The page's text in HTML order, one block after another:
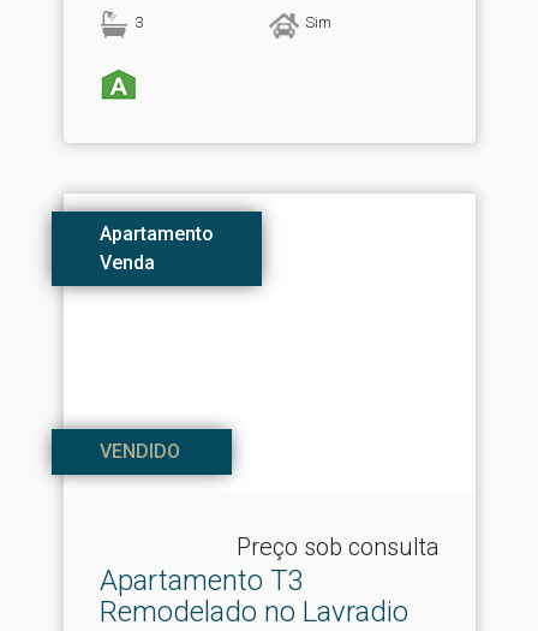
3 Sim
Apartamento
Venda
VENDIDO
Preço sob consulta
Apartamento T3
Remodelado no Lavradio